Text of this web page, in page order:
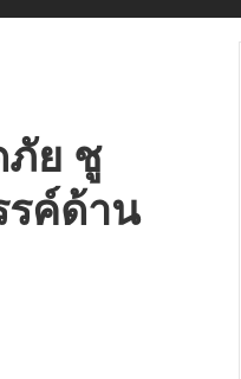
ภัย ชู
รค์ด้าน